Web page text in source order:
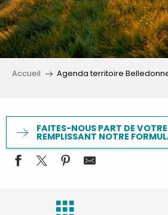
Accueil Agenda territoire
FAITES-NOUS PART DE
REMPLISSANT NOTRE